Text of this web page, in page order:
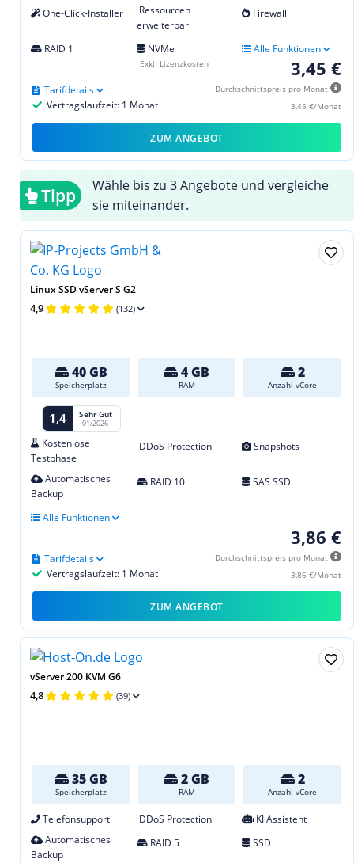
One-Click-Installer
Ressourcen
erweiterbar
Firewall
RAID 1 NVMe Alle Funktionen
3,45 €
Durchschnittspreis pro Monat
3,45 €/Monat
Vertragslaufzeit: 1 Monat
Tarifdetails
Exkl. Lizenzkosten
ZUM ANGEBOT
Tipp
Wähle bis zu 3 Angebote und vergleiche
sie miteinander.
Linux SSD vServer S G2
4,9 (132)
40 GB
Speicherplatz
4 GB
RAM
2
Anzahl vCore
1,4 Sehr Gut
01/2026
Kostenlose
Testphase
DDoS Protection Snapshots
Automatisches
Backup
RAID 10 SAS SSD
Alle Funktionen
3,86 €
Durchschnittspreis pro Monat
3,86 €/Monat
Vertragslaufzeit: 1 Monat
Tarifdetails
ZUM ANGEBOT
vServer 200 KVM G6
4,8 (39)
35 GB
Speicherplatz
2 GB
RAM
2
Anzahl vCore
Telefonsupport DDoS Protection
KI Assistent
Automatisches
Backup
RAID 5 SSD